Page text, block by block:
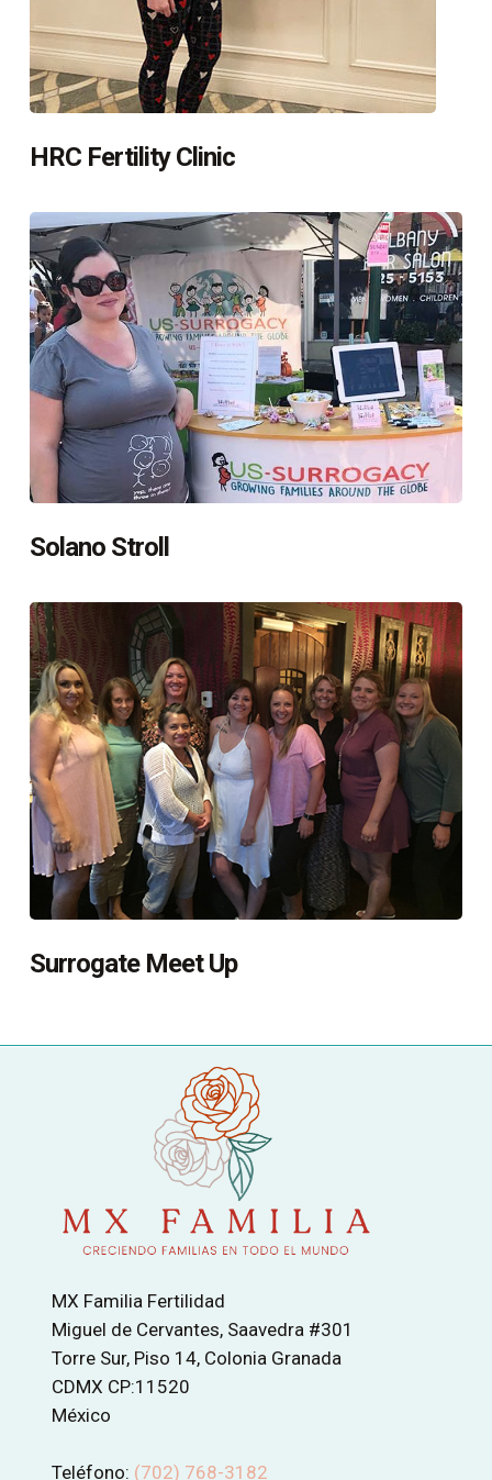
HRC Fertility Clinic
Solano Stroll
Surrogate Meet Up
MX Familia Fertilidad
Miguel de Cervantes, Saavedra #301
Torre Sur, Piso 14, Colonia Granada
CDMX CP:11520
México
Teléfono: (702) 768-3182